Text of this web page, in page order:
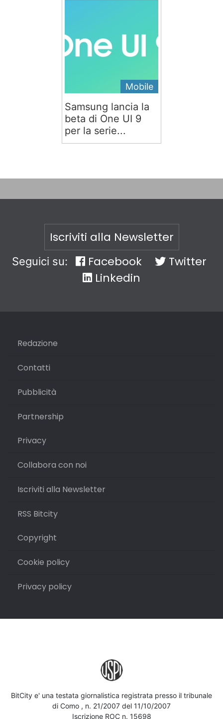
Mobile
Samsung lancia la
beta di One UI 9
per la serie...
Iscriviti alla Newsletter
Seguici su: Facebook
Twitter
Linkedin
Redazione
Contatti
Pubblicità
Partnership
Privacy
Collabora con noi
Iscriviti alla Newsletter
RSS Bitcity
Copyright
Cookie policy
Privacy policy
BitCity e' una testata giornalistica registrata presso il tribunale
di Como , n. 21/2007 del 11/10/2007
Iscrizione ROC n. 15698